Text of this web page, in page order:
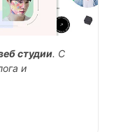
студии. С
и